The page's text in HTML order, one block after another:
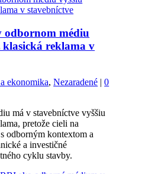
odbornom médiu
klasická reklama v
ekonomika,Nezaradené |0
má v stavebníctve vyššiu
pretože cieli na
odborným kontextom a
a investičné
cyklu stavby.